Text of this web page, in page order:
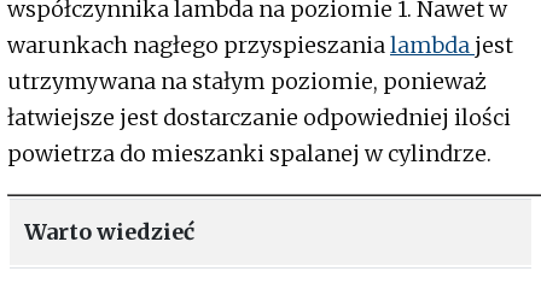
współczynnika lambda na poziomie 1. Nawet w
warunkach nagłego przyspieszanialambda jest
utrzymywana na stałym poziomie, ponieważ
łatwiejsze jest dostarczanie odpowiedniej ilości
powietrza do mieszanki spalanej w cylindrze.
Warto wiedzieć